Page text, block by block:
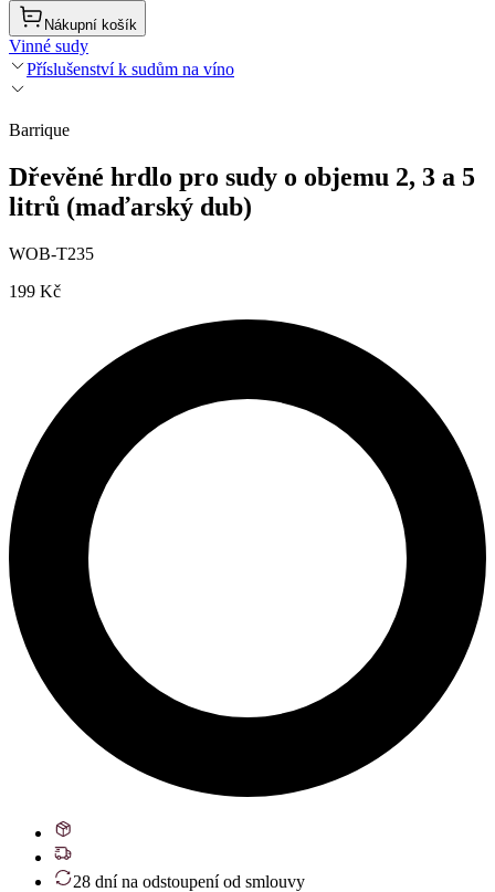
Nákupní košík
Vinné sudy
Příslušenství k sudům na víno
Barrique
Dřevěné hrdlo pro sudy o objemu 2, 3 a 5
litrů (maďarský dub)
WOB-T235
199 Kč
28 dní na odstoupení od smlouvy